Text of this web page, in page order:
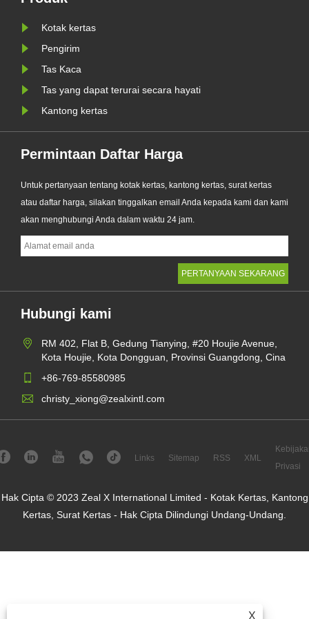
X
Kotak kertas
Pengirim
Tas Kaca
Tas yang dapat terurai secara hayati
Kantong kertas
Permintaan Daftar Harga
Untuk pertanyaan tentang kotak kertas, kantong kertas, surat kertas
atau daftar harga, silakan tinggalkan email Anda kepada kami dan kami
akan menghubungi Anda dalam waktu 24 jam.
Hubungi kami
RM 402, Flat B, Gedung Tianying, #20 Houjie Avenue,
Kota Houjie, Kota Dongguan, Provinsi Guangdong, Cina
+86-769-85580985
christy_xiong@zealxintl.com
Links Sitemap RSS XML
Privasi
Hak Cipta © 2023 Zeal X International Limited - Kotak Kertas, Kantong
Kertas, Surat Kertas - Hak Cipta Dilindungi Undang-Undang.